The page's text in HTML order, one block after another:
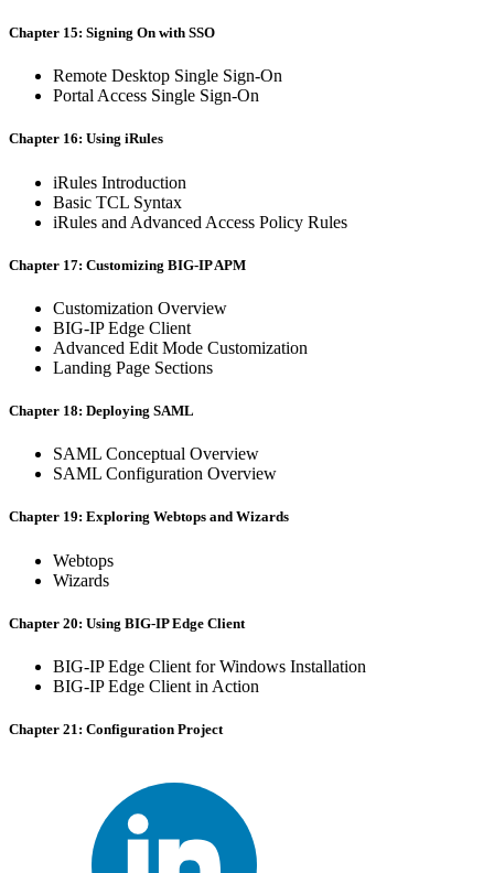
Chapter 15: Signing On with SSO
Remote Desktop Single Sign-On
Portal Access Single Sign-On
Chapter 16: Using iRules
iRules Introduction
Basic TCL Syntax
iRules and Advanced Access Policy Rules
Chapter 17: Customizing BIG-IP APM
Customization Overview
BIG-IP Edge Client
Advanced Edit Mode Customization
Landing Page Sections
Chapter 18: Deploying SAML
SAML Conceptual Overview
SAML Configuration Overview
Chapter 19: Exploring Webtops and Wizards
Webtops
Wizards
Chapter 20: Using BIG-IP Edge Client
BIG-IP Edge Client for Windows Installation
BIG-IP Edge Client in Action
Chapter 21: Configuration Project